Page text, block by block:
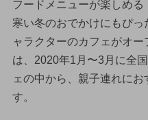
フードメニューが楽しめる
寒い冬のおでかけにもぴ
ャラクターのカフェがオ
は、2020年1月〜3月に全
ェの中から、親子連れに
す。